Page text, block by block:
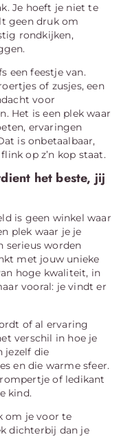
Je hoeft je niet te
geen druk om
rondkijken,
een feestje van.
of zusjes, een
voor
Het is een plek waar
ervaringen
is onbetaalbaar,
op z’n kop staat.
het beste, jij
is geen winkel waar
plek waar je je
serieus worden
met jouw unieke
hoge kwaliteit, in
vooral: je vindt er
of al ervaring
verschil in hoe je
jezelf die
en die warme sfeer.
of ledikant
kind.
om je voor te
dichterbij dan je